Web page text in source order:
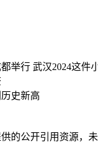
举行 武汉2024这件
史新高
的公开引用资源，